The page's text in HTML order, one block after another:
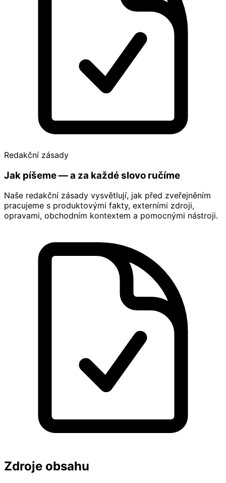
Redakční zásady
Jak píšeme — a za každé slovo ručíme
Naše redakční zásady vysvětlují, jak před zveřejněním
pracujeme s produktovými fakty, externími zdroji,
opravami, obchodním kontextem a pomocnými nástroji.
Zdroje obsahu